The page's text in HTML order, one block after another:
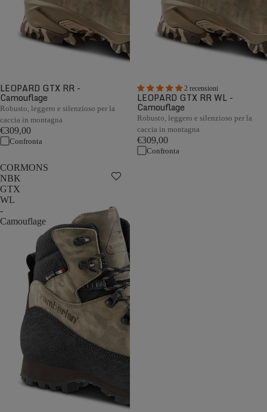
LEOPARD GTX RR -
Camouflage
Robusto, leggero e silenzioso per la
caccia in montagna
€309,00
Confronta
2 recensioni
LEOPARD GTX RR WL -
Camouflage
Robusto, leggero e silenzioso per la
caccia in montagna
€309,00
Confronta
CORMONS
NBK
GTX
WL
-
Camouflage